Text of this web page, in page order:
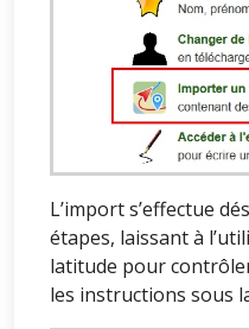
L’import s’effectue
étapes, laissant à
latitude pour
les instructions sous